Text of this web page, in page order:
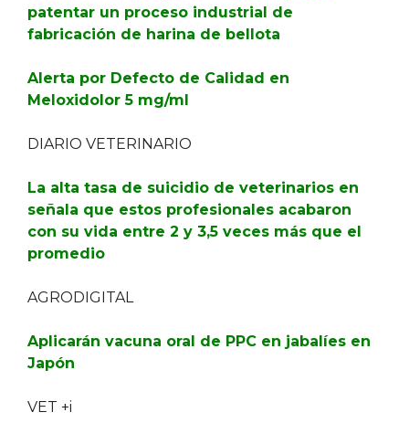
patentar un proceso industrial de
fabricación de harina de bellota
Alerta por Defecto de Calidad en
Meloxidolor 5 mg/ml
DIARIO VETERINARIO
La alta tasa de suicidio de veterinarios en
señala que estos profesionales acabaron
con su vida entre 2 y 3,5 veces más que el
promedio
AGRODIGITAL
Aplicarán vacuna oral de PPC en jabalíes en
Japón
VET +i